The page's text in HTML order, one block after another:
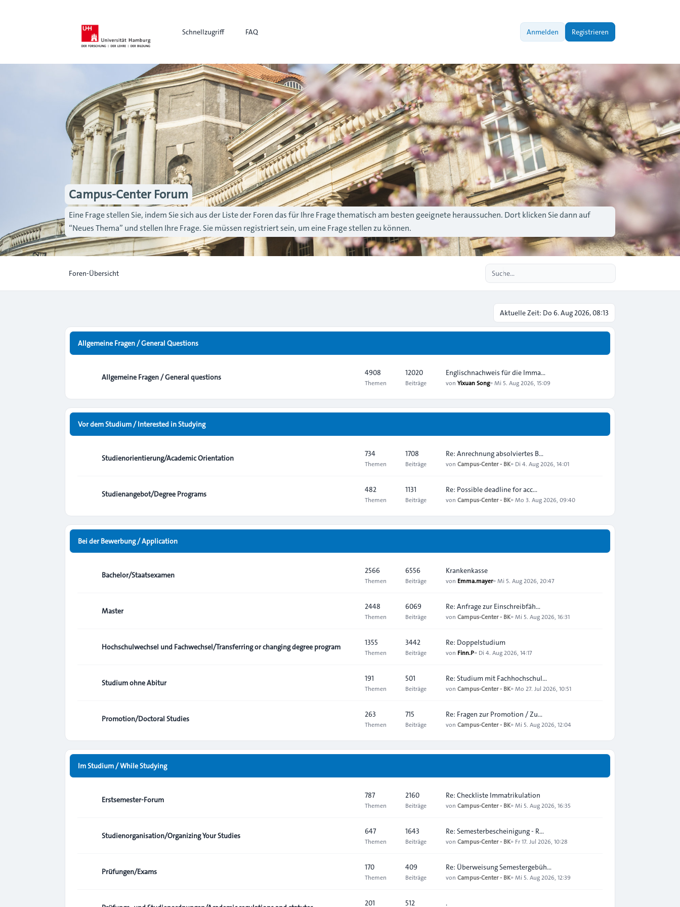
Schnellzugriff FAQ Anmelden Registrieren
Campus-Center Forum
Eine Frage stellen Sie, indem Sie sich aus der Liste der Foren das für Ihre Frage thematisch am besten geeignete heraussuchen. Dort klicken Sie dann auf
“Neues Thema” und stellen Ihre Frage. Sie müssen registriert sein, um eine Frage stellen zu können.
Foren-Übersicht
Aktuelle Zeit: Do 6. Aug 2026, 08:13
Allgemeine Fragen / General Questions
Allgemeine Fragen / General questions 4908
Themen
12020
Beiträge
Englischnachweis für die Imma…
von Yixuan Song» Mi 5. Aug 2026, 15:09
Vor dem Studium / Interested in Studying
Studienorientierung/Academic Orientation 734
Themen
1708
Beiträge
Re: Anrechnung absolviertes B…
von Campus-Center - BK» Di 4. Aug 2026, 14:01
Studienangebot/Degree Programs 482
Themen
1131
Beiträge
Re: Possible deadline for acc…
von Campus-Center - BK» Mo 3. Aug 2026, 09:40
Bei der Bewerbung / Application
Bachelor/Staatsexamen 2566
Themen
6556
Beiträge
Krankenkasse
von Emma.mayer» Mi 5. Aug 2026, 20:47
Master 2448
Themen
6069
Beiträge
Re: Anfrage zur Einschreibfäh…
von Campus-Center - BK» Mi 5. Aug 2026, 16:31
Hochschulwechsel und Fachwechsel/Transferring or changing degree program 1355
Themen
3442
Beiträge
Re: Doppelstudium
von Finn.P» Di 4. Aug 2026, 14:17
Studium ohne Abitur 191
Themen
501
Beiträge
Re: Studium mit Fachhochschul…
von Campus-Center - BK» Mo 27. Jul 2026, 10:51
Promotion/Doctoral Studies 263
Themen
715
Beiträge
Re: Fragen zur Promotion / Zu…
von Campus-Center - BK» Mi 5. Aug 2026, 12:04
Im Studium / While Studying
Erstsemester-Forum 787
Themen
2160
Beiträge
Re: Checkliste Immatrikulation
von Campus-Center - BK» Mi 5. Aug 2026, 16:35
Studienorganisation/Organizing Your Studies 647
Themen
1643
Beiträge
Re: Semesterbescheinigung - R…
von Campus-Center - BK» Fr 17. Jul 2026, 10:28
Prüfungen/Exams 170
Themen
409
Beiträge
Re: Überweisung Semestergebüh…
von Campus-Center - BK» Mi 5. Aug 2026, 12:39
201 512 .